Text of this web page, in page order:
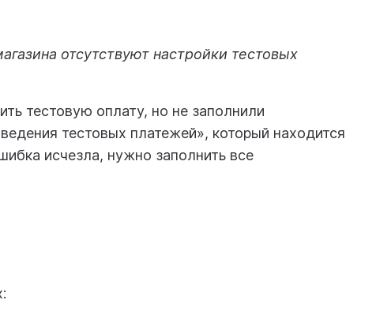
отсутствуют настройки тестовых
тестовую оплату, но не заполнили
тестовых платежей», который находится
исчезла, нужно заполнить все